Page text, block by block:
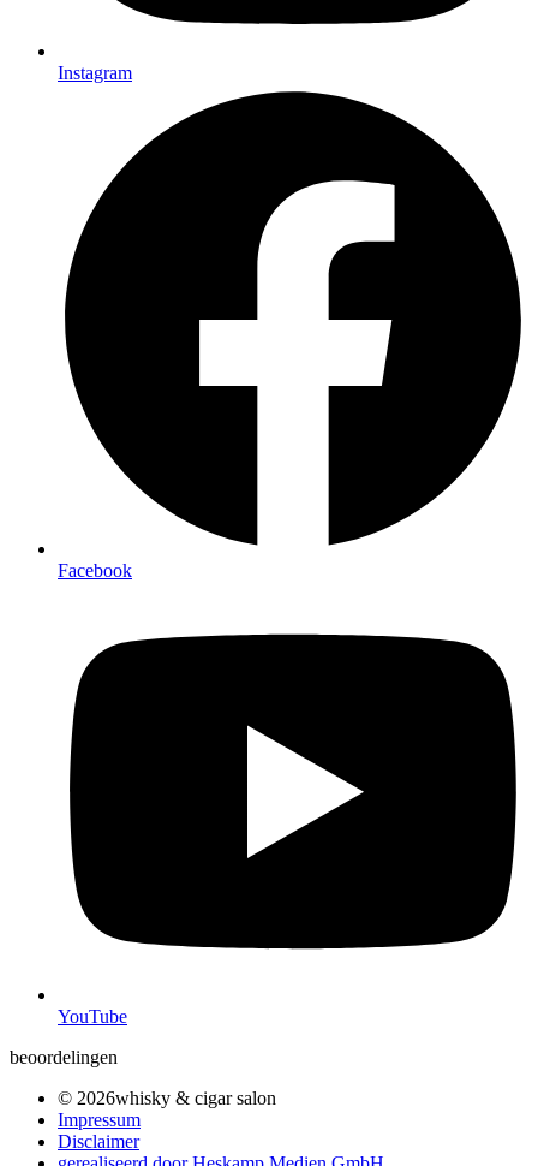
Instagram
Facebook
YouTube
beoordelingen
© 2026whisky & cigar salon
Impressum
Disclaimer